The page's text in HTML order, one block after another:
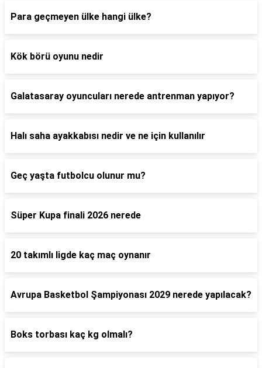
Para geçmeyen ülke hangi ülke?
Kök börü oyunu nedir
Galatasaray oyuncuları nerede antrenman yapıyor?
Halı saha ayakkabısı nedir ve ne için kullanılır
Geç yaşta futbolcu olunur mu?
Süper Kupa finali 2026 nerede
20 takımlı ligde kaç maç oynanır
Avrupa Basketbol Şampiyonası 2029 nerede yapılacak?
Boks torbası kaç kg olmalı?